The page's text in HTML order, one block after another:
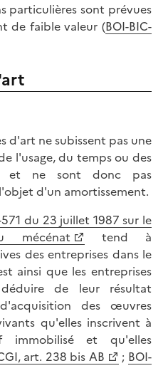
particulières sont prévues
de faible valeur (BOI-BIC-
d'art ne subissent pas une
l'usage, du temps ou des
et ne sont donc pas
d'un amortissement.
571 du 23 juillet 1987 sur le
mécénat
tend à
des entreprises dans le
ainsi que les entreprises
de leur résultat
des œuvres
qu'elles inscrivent à
et qu'elles
art. 238 bis AB ; BOI-